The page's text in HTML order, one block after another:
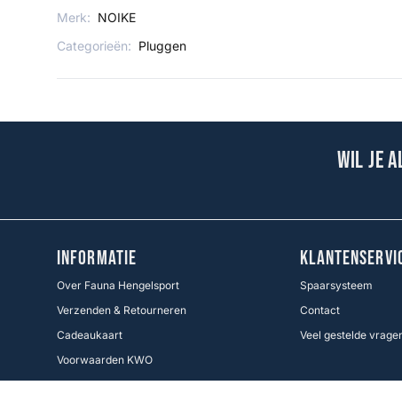
Merk: NOIKE
Categorieën: Pluggen
Wil je
INFORMATIE
Over Fauna Hengelsport
Verzenden & Retourneren
Cadeaukaart
Voorwaarden KWO
Betaalmethoden
Spaarsysteem
Contact
Veel gestelde